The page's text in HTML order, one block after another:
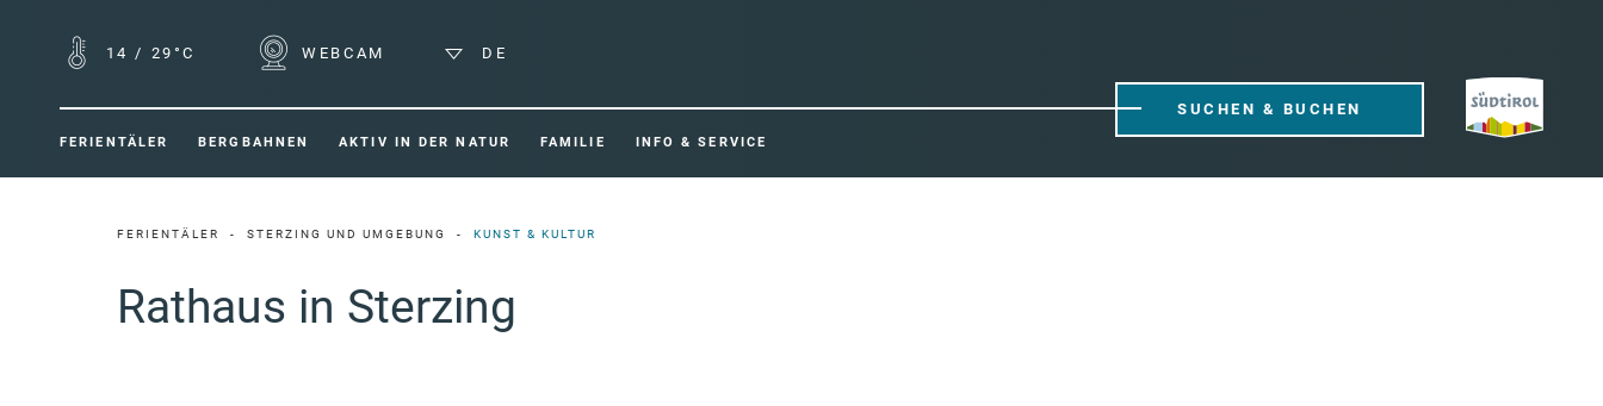
14 / 29°C WEBCAM DE
FERIENTÄLER BERGBAHNEN AKTIV IN DER NATUR FAMILIE INFO & SERVICE
SUCHEN & BUCHEN
FERIENTÄLER STERZING UND UMGEBUNG KUNST & KULTUR
Rathaus in Sterzing